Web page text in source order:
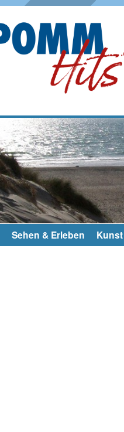
Sehen & Erleben